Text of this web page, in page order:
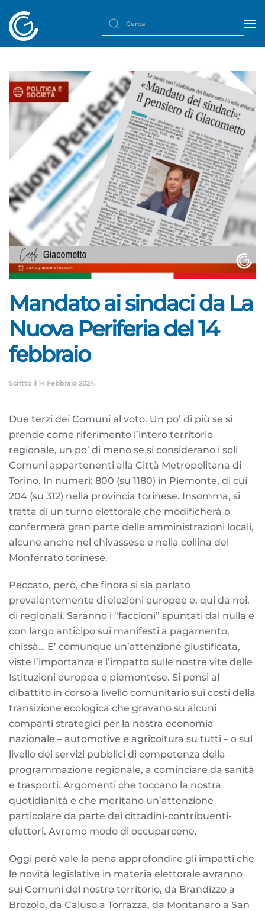
Mandato ai sindaci da La
Nuova Periferia del 14
febbraio
Scritto il 14 Febbraio 2024.
Due terzi dei Comuni al voto. Un po’ di più se si
prende come riferimento l’intero territorio
regionale, un po’ di meno se si considerano i soli
Comuni appartenenti alla Città Metropolitana di
Torino. In numeri: 800 (su 1180) in Piemonte, di cui
204 (su 312) nella provincia torinese. Insomma, si
tratta di un turno elettorale che modificherà o
confermerà gran parte delle amministrazioni locali,
alcune anche nel chivassese e nella collina del
Monferrato torinese.
Peccato, però, che finora si sia parlato
prevalentemente di elezioni europee e, qui da noi,
di regionali. Saranno i “faccioni” spuntati dal nulla e
con largo anticipo sui manifesti a pagamento,
chissà… E’ comunque un’attenzione giustificata,
viste l’importanza e l’impatto sulle nostre vite delle
Istituzioni europea e piemontese. Si pensi al
dibattito in corso a livello comunitario sui costi della
transizione ecologica che gravano su alcuni
comparti strategici per la nostra economia
nazionale – automotive e agricoltura su tutti – o sul
livello dei servizi pubblici di competenza della
programmazione regionale, a cominciare da sanità
e trasporti. Argomenti che toccano la nostra
quotidianità e che meritano un’attenzione
particolare da parte dei cittadini-contribuenti-
elettori. Avremo modo di occuparcene.
Oggi però vale la pena approfondire gli impatti che
le novità legislative in materia elettorale avranno
sui Comuni del nostro territorio, da Brandizzo a
Brozolo, da Caluso a Torrazza, da Montanaro a San